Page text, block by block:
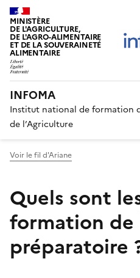
MINISTÈRE
DE L'AGRICULTURE,
DE L'AGRO-ALIMENTAIRE
ET DE LA SOUVERAINETÉ
ALIMENTAIRE
INFOMA
Institut national de formation
de l’Agriculture
Voir le fil d'Ariane
Quels sont
formation de
préparatoire